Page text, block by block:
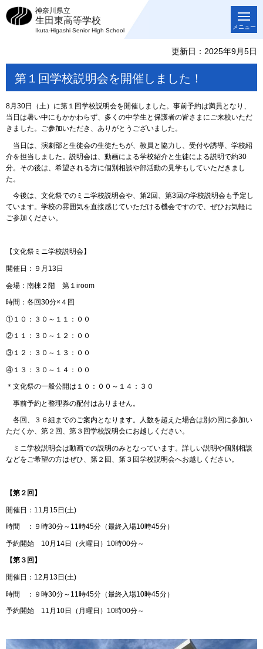
神奈川県立
生田東高等学校
Ikuta-Higashi Senior High School
メニュー
更新日：2025年9月5日
第１回学校説明会を開催しました！
8月30日（土）に第１回学校説明会を開催しました。事前予約は満員となり、
当日は暑い中にもかかわらず、多くの中学生と保護者の皆さまにご来校いただ
きました。ご参加いただき、ありがとうございました。
当日は、演劇部と生徒会の生徒たちが、教員と協力し、受付や誘導、学校紹
介を担当しました。説明会は、動画による学校紹介と生徒による説明で約30
分。その後は、希望される方に個別相談や部活動の見学もしていただきまし
た。
今後は、文化祭でのミニ学校説明会や、第2回、第3回の学校説明会も予定し
ています。学校の雰囲気を直接感じていただける機会ですので、ぜひお気軽に
ご参加ください。
【文化祭ミニ学校説明会】
開催日：９月13日
会場：南棟２階 第１iroom
時間：各回30分×４回
①１０：３０～１１：００
②１１：３０～１２：００
③１２：３０～１３：００
④１３：３０～１４：００
＊文化祭の一般公開は１０：００～１４：３０
事前予約と整理券の配付はありません。
各回、３６組までのご案内となります。人数を超えた場合は別の回に参加い
ただくか、第２回、第３回学校説明会にお越しください。
ミニ学校説明会は動画での説明のみとなっています。詳しい説明や個別相談
などをご希望の方はぜひ、第２回、第３回学校説明会へお越しください。
【第２回】
開催日：11月15日(土)
時間 ：９時30分～11時45分（最終入場10時45分）
予約開始 10月14日（火曜日）10時00分～
【第３回】
開催日：12月13日(土)
時間 ：９時30分～11時45分（最終入場10時45分）
予約開始 11月10日（月曜日）10時00分～